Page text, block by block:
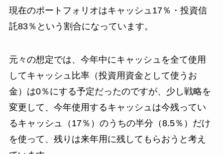
現在のポートフォリオはキャッシュ17％・投資信
託83％という割合になっています。
元々の想定では、今年中にキャッシュを全て使用
してキャッシュ比率（投資用資金として使うお
金）は0％にする予定だったのですが、少し戦略を
変更して、今年使用するキャッシュは今残ってい
るキャッシュ（17％）のうちの半分（8.5％）だけ
を使って、残りは来年用に残してもらおうと考え